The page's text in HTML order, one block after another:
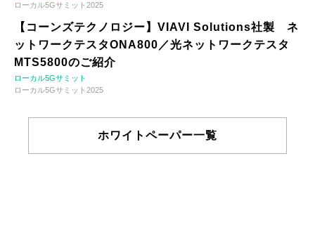
ローカル5Gサミット2025
【コーンズテクノロジー】VIAVI Solutions社製 ネ
ットワークテスタONA800／光ネットワークテスタ
MTS5800のご紹介
ローカル5Gサミット
ローカル5Gサミット2025
ホワイトペーパー一覧